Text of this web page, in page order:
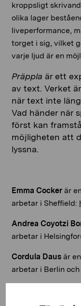
kroppsligt
olika lager
liveperformance,
torget i sig, vilket
varje ljud är en
Präppla är ett
av text. Verket
när text inte
Vad händer när
först kan
möjligheten att
lyssna.
Emma Cocker är
arbetar i Sheffield:
Andrea Coyotzi
arbetar i
Cordula Daus är
arbetar i Berlin och